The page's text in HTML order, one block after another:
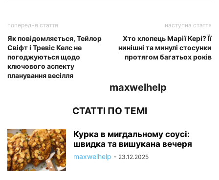
попередня стаття
Як повідомляється, Тейлор
Свіфт і Тревіс Келс не
погоджуються щодо
ключового аспекту
планування весілля
наступна стаття
Хто хлопець Марії Кері? Її
нинішні та минулі стосунки
протягом багатьох років
maxwelhelp
СТАТТІ ПО ТЕМІ
Курка в мигдальному соусі:
швидка та вишукана вечеря
maxwelhelp - 23.12.2025